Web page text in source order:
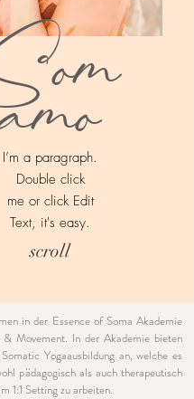
amo
I’m a paragraph.
Double click
me or click Edit
Text, it's easy.
scroll
in der Essence of Soma Akademie
Movement. In der Akademie bieten
Yogaausbildung an, welche es
pädagogisch als auch therapeutisch
1:1 Setting zu arbeiten.